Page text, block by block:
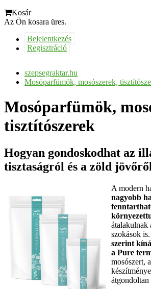
Kosár
Az Ön kosara üres.
Bejelentkezés
Regisztráció
szepsegraktar.hu
Mosóparfümök, mosószerek,
Mosóparfümök,
tisztítószerek
Hogyan gondoskodhat az
tisztaságról és a zöld
A modern
nagyobb
átalakulnak
szokások is.
szerint
a Pure
mosószert,
átgondoltan